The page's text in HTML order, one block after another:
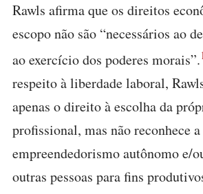
Rawls afirma que os direitos
escopo não são “necessários ao
ao exercício dos poderes morais”.1
respeito à liberdade laboral,
apenas o direito à escolha da
profissional, mas não reconhece
empreendedorismo autônomo e/
outras pessoas para fins